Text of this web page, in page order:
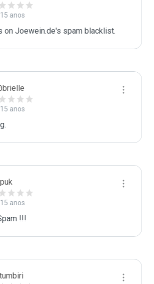
anos
on Joewein.de's spam blacklist.
anos
anos
!!!